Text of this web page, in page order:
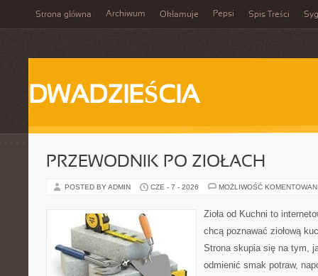
Strona główna Archiwum Okłamuje Pepsi Spis Treści
DWADZIEŚCIA
PRZEWODNIK PO ZIOŁACH
POSTED BY ADMIN CZE - 7 - 2026 MOŻLIWOŚĆ
Zioła od Kuchni to
chcą poznawać ziołową
Strona skupia się na tym,
odmienić smak potraw,